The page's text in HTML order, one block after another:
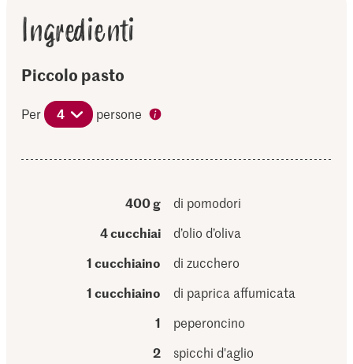
Ingredienti
Piccolo pasto
Per 4 persone
400 g
di pomodori
4 cucchiai
d’olio d’oliva
1 cucchiaino
di zucchero
1 cucchiaino
di paprica affumicata
1
peperoncino
2
spicchi d'aglio